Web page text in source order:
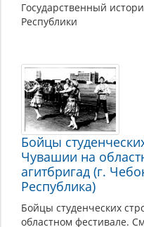
Государственный
Республики
Бойцы
Чувашии на
агитбригад (г.
Республика)
Бойцы студенческих
областном фестивале.